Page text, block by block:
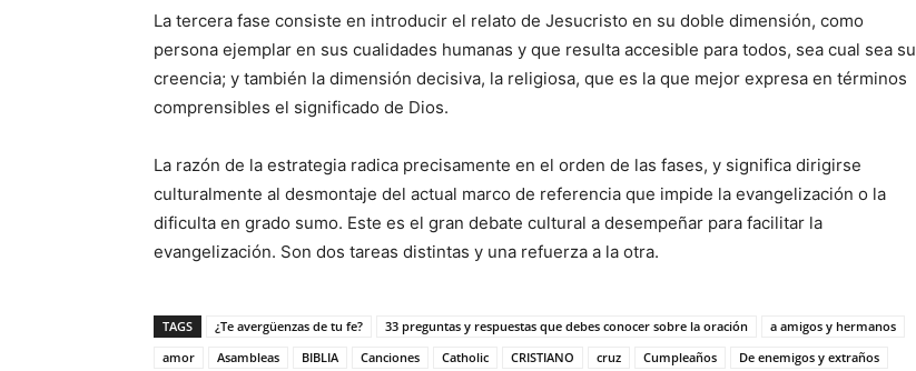
La tercera fase consiste en introducir el relato de Jesucristo en su doble dimensión, como
persona ejemplar en sus cualidades humanas y que resulta accesible para todos, sea cual sea su
creencia; y también la dimensión decisiva, la religiosa, que es la que mejor expresa en términos
comprensibles el significado de Dios.
La razón de la estrategia radica precisamente en el orden de las fases, y significa dirigirse
culturalmente al desmontaje del actual marco de referencia que impide la evangelización o la
dificulta en grado sumo. Este es el gran debate cultural a desempeñar para facilitar la
evangelización. Son dos tareas distintas y una refuerza a la otra.
TAGS ¿Te avergüenzas de tu fe? 33 preguntas y respuestas que debes conocer sobre la oración
a amigos y hermanos
amor
Asambleas BIBLIA Canciones Catholic CRISTIANO cruz Cumpleaños
De enemigos y extraños